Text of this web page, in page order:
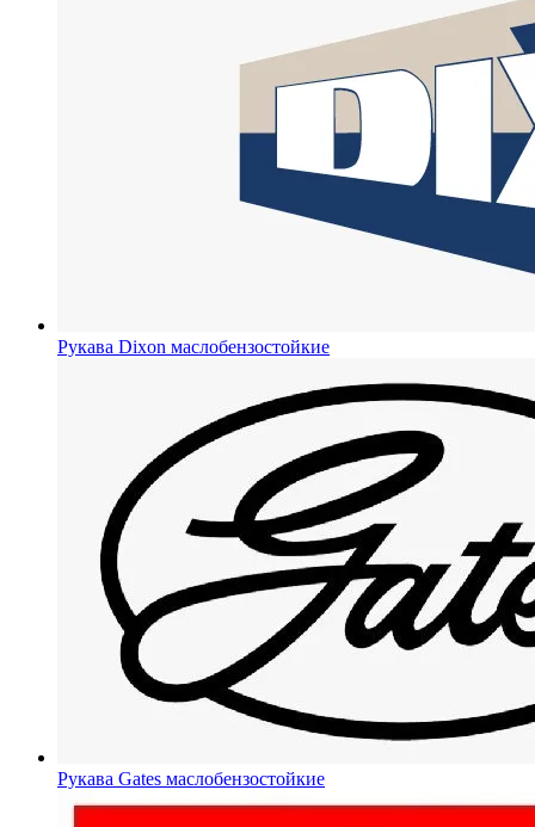
Рукава Dixon маслобензостойкие
Рукава Gates маслобензостойкие